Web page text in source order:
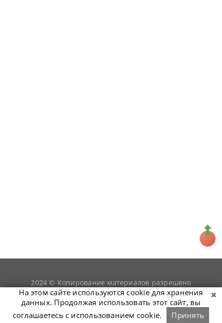
2024 © Копирование материалов разрешено
только при условии гиперссылки наsnookerist.ru
На этом сайте используются cookie для хранения
данных. Продолжая использовать этот сайт, вы
соглашаетесь с использованием cookie.
Принять